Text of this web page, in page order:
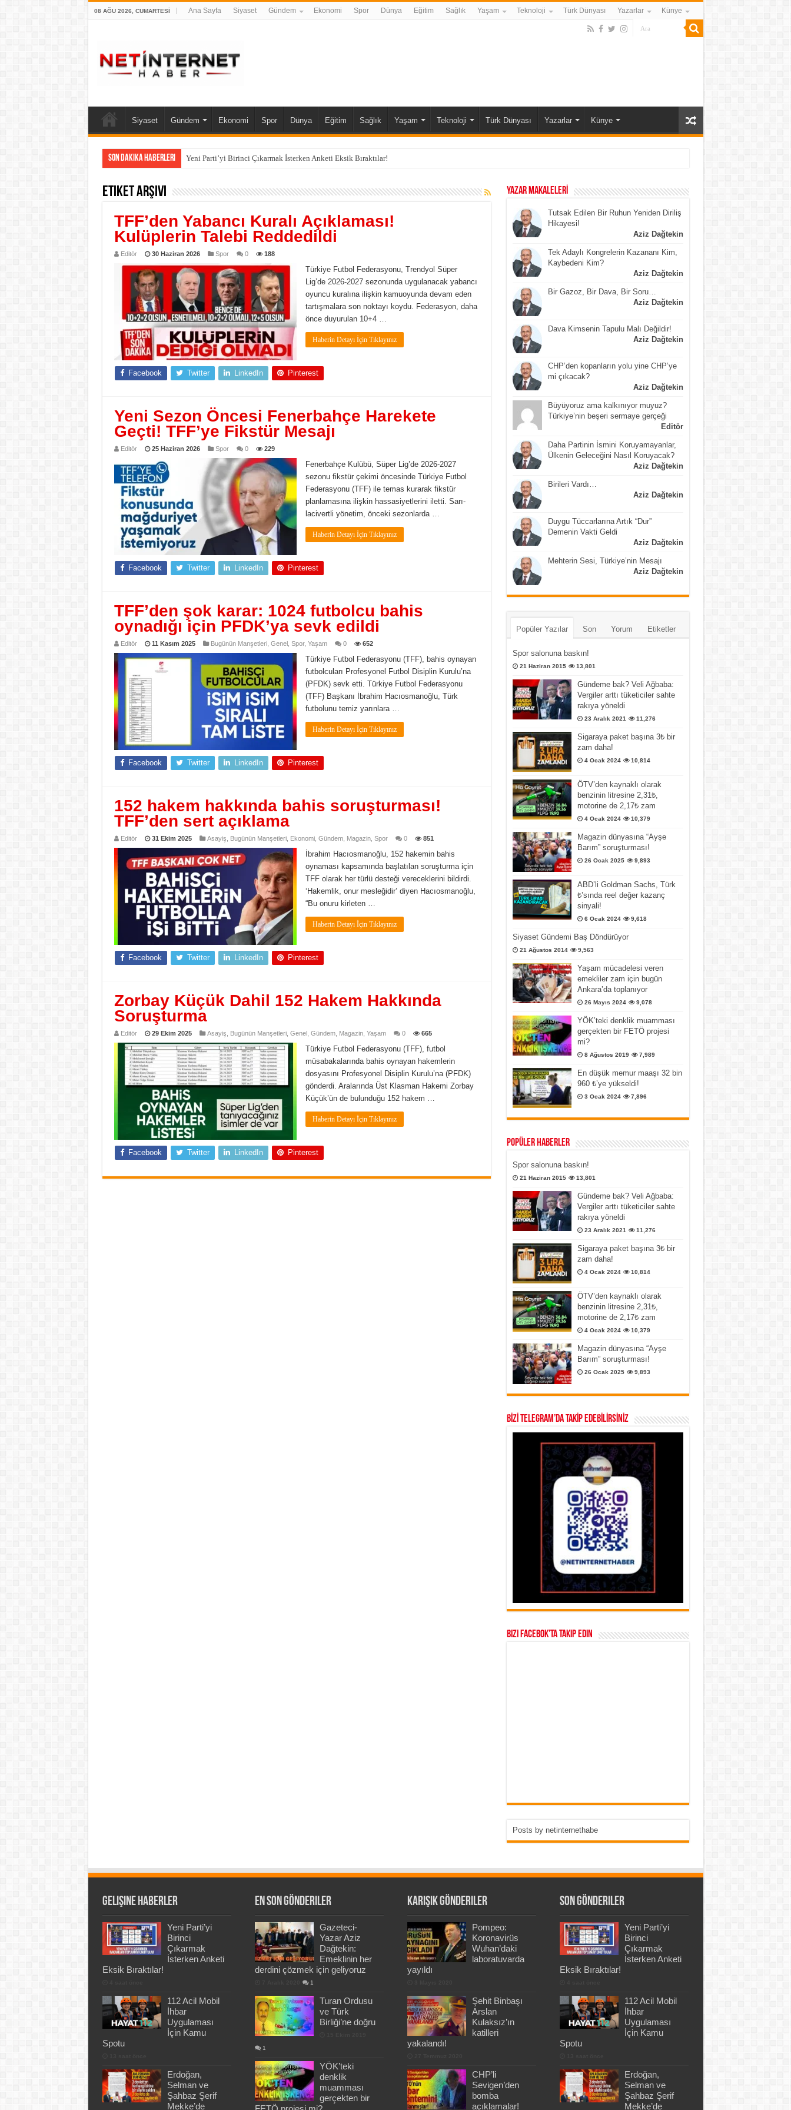
08 AĞU 2026, CUMARTESI Ana Sayfa Siyaset Gündem Ekonomi Spor Dünya Eğitim Sağlık Yaşam Teknoloji Türk Dünyası Yazarlar Künye
Siyaset Gündem Ekonomi Spor Dünya Eğitim Sağlık Yaşam Teknoloji Türk Dünyası Yazarlar Künye
Son Dakika Haberleri Yeni Parti’yi Birinci Çıkarmak İsterken Anketi Eksik Bıraktılar!
Etiket Arşivi
TFF’den Yabancı Kuralı Açıklaması!
Kulüplerin Talebi Reddedildi
Editör 30 Haziran 2026 Spor 0 188
Türkiye Futbol Federasyonu, Trendyol Süper
Lig’de 2026-2027 sezonunda uygulanacak yabancı
oyuncu kuralına ilişkin kamuoyunda devam eden
tartışmalara son noktayı koydu. Federasyon, daha
önce duyurulan 10+4 …
Haberin Detayı İçin Tıklayınız
Facebook Twitter LinkedIn Pinterest
Yeni Sezon Öncesi Fenerbahçe Harekete
Geçti! TFF’ye Fikstür Mesajı
Editör 25 Haziran 2026 Spor 0 229
Fenerbahçe Kulübü, Süper Lig’de 2026-2027
sezonu fikstür çekimi öncesinde Türkiye Futbol
Federasyonu (TFF) ile temas kurarak fikstür
planlamasına ilişkin hassasiyetlerini iletti. Sarı-
lacivertli yönetim, önceki sezonlarda …
Haberin Detayı İçin Tıklayınız
Facebook Twitter LinkedIn Pinterest
TFF’den şok karar: 1024 futbolcu bahis
oynadığı için PFDK’ya sevk edildi
Editör 11 Kasım 2025 Bugünün Manşetleri, Genel, Spor, Yaşam 0 652
Türkiye Futbol Federasyonu (TFF), bahis oynayan
futbolcuları Profesyonel Futbol Disiplin Kurulu’na
(PFDK) sevk etti. Türkiye Futbol Federasyonu
(TFF) Başkanı İbrahim Hacıosmanoğlu, Türk
futbolunu temiz yarınlara …
Haberin Detayı İçin Tıklayınız
Facebook Twitter LinkedIn Pinterest
152 hakem hakkında bahis soruşturması!
TFF’den sert açıklama
Editör 31 Ekim 2025 Asayiş Bugünün Manşetleri, Ekonomi, Gündem, Magazin, Spor 0 851
İbrahim Hacıosmanoğlu, 152 hakemin bahis
oynaması kapsamında başlatılan soruşturma için
TFF olarak her türlü desteği vereceklerini bildirdi.
‘Hakemlik, onur mesleğidir’ diyen Hacıosmanoğlu,
“Bu onuru kirleten …
Haberin Detayı İçin Tıklayınız
Facebook Twitter LinkedIn Pinterest
Zorbay Küçük Dahil 152 Hakem Hakkında
Soruşturma
Editör 29 Ekim 2025 Asayiş Bugünün Manşetleri, Genel, Gündem, Magazin, Yaşam 0 665
Türkiye Futbol Federasyonu (TFF), futbol
müsabakalarında bahis oynayan hakemlerin
dosyasını Profesyonel Disiplin Kurulu’na (PFDK)
gönderdi. Aralarında Üst Klasman Hakemi Zorbay
Küçük’ün de bulunduğu 152 hakem …
Haberin Detayı İçin Tıklayınız
Facebook Twitter LinkedIn Pinterest
YAZAR MAKALELERİ
Tutsak Edilen Bir Ruhun Yeniden Diriliş
Hikayesi!
Aziz Dağtekin
Tek Adaylı Kongrelerin Kazananı Kim,
Kaybedeni Kim?
Aziz Dağtekin
Bir Gazoz, Bir Dava, Bir Soru…
Aziz Dağtekin
Dava Kimsenin Tapulu Malı Değildir!
Aziz Dağtekin
CHP’den kopanların yolu yine CHP’ye
mi çıkacak?
Aziz Dağtekin
Büyüyoruz ama kalkınıyor muyuz?
Türkiye’nin beşeri sermaye gerçeği
Editör
Daha Partinin İsmini Koruyamayanlar,
Ülkenin Geleceğini Nasıl Koruyacak?
Aziz Dağtekin
Birileri Vardı…
Aziz Dağtekin
Duygu Tüccarlarına Artık “Dur”
Demenin Vakti Geldi
Aziz Dağtekin
Mehterin Sesi, Türkiye’nin Mesajı
Aziz Dağtekin
Popüler Yazılar Son Yorum Etiketler
Spor salonuna baskın!
21 Haziran 2015 13,801
Gündeme bak? Veli Ağbaba:
Vergiler arttı tüketiciler sahte
rakıya yöneldi
23 Aralık 2021 11,276
Sigaraya paket başına 3₺ bir
zam daha!
4 Ocak 2024 10,814
ÖTV’den kaynaklı olarak
benzinin litresine 2,31₺,
motorine de 2,17₺ zam
4 Ocak 2024 10,379
Magazin dünyasına “Ayşe
Barım” soruşturması!
26 Ocak 2025 9,893
ABD’li Goldman Sachs, Türk
₺’sında reel değer kazanç
sinyali!
6 Ocak 2024 9,618
Siyaset Gündemi Baş Döndürüyor
21 Ağustos 2014 9,563
Yaşam mücadelesi veren
emekliler zam için bugün
Ankara’da toplanıyor
26 Mayıs 2024 9,078
YÖK’teki denklik muamması
gerçekten bir FETÖ projesi
mi?
8 Ağustos 2019 7,989
En düşük memur maaşı 32 bin
960 ₺’ye yükseldi!
3 Ocak 2024 7,896
Popüler Haberler
Spor salonuna baskın!
21 Haziran 2015 13,801
Gündeme bak? Veli Ağbaba:
Vergiler arttı tüketiciler sahte
rakıya yöneldi
23 Aralık 2021 11,276
Sigaraya paket başına 3₺ bir
zam daha!
4 Ocak 2024 10,814
ÖTV’den kaynaklı olarak
benzinin litresine 2,31₺,
motorine de 2,17₺ zam
4 Ocak 2024 10,379
Magazin dünyasına “Ayşe
Barım” soruşturması!
26 Ocak 2025 9,893
BİZİ TELEGRAM’DA TAKİP EDEBİLİRSİNİZ
Bizi Facebok’ta takip edin
Posts by netinternethabe
Gelişine Haberler
Yeni Parti’yi
Birinci
Çıkarmak
İsterken Anketi
Eksik Bıraktılar!
112 Acil Mobil
İhbar
Uygulaması
İçin Kamu
Spotu
Erdoğan,
Selman ve
Şahbaz Şerif
Mekke’de
En Son Gönderiler
Gazeteci-
Yazar Aziz
Dağtekin:
Emeklinin her
derdini çözmek için geliyoruz
1
Turan Ordusu
ve Türk
Birliği’ne doğru
1
YÖK’teki
denklik
muamması
gerçekten bir
Karışık Gönderiler
Pompeo:
Koronavirüs
Wuhan’daki
laboratuvarda
yayıldı
Şehit Binbaşı
Arslan
Kulaksız’ın
katilleri
yakalandı!
CHP’li
Sevigen’den
bomba
açıklamalar!
Son Gönderiler
Yeni Parti’yi
Birinci
Çıkarmak
İsterken Anketi
Eksik Bıraktılar!
112 Acil Mobil
İhbar
Uygulaması
İçin Kamu
Spotu
Erdoğan,
Selman ve
Şahbaz Şerif
Mekke’de